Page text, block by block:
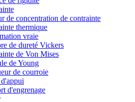
de concentration de contrainte
thermique
vraie
de dureté Vickers
de Von Mises
de Young
de courroie
d'engrenage